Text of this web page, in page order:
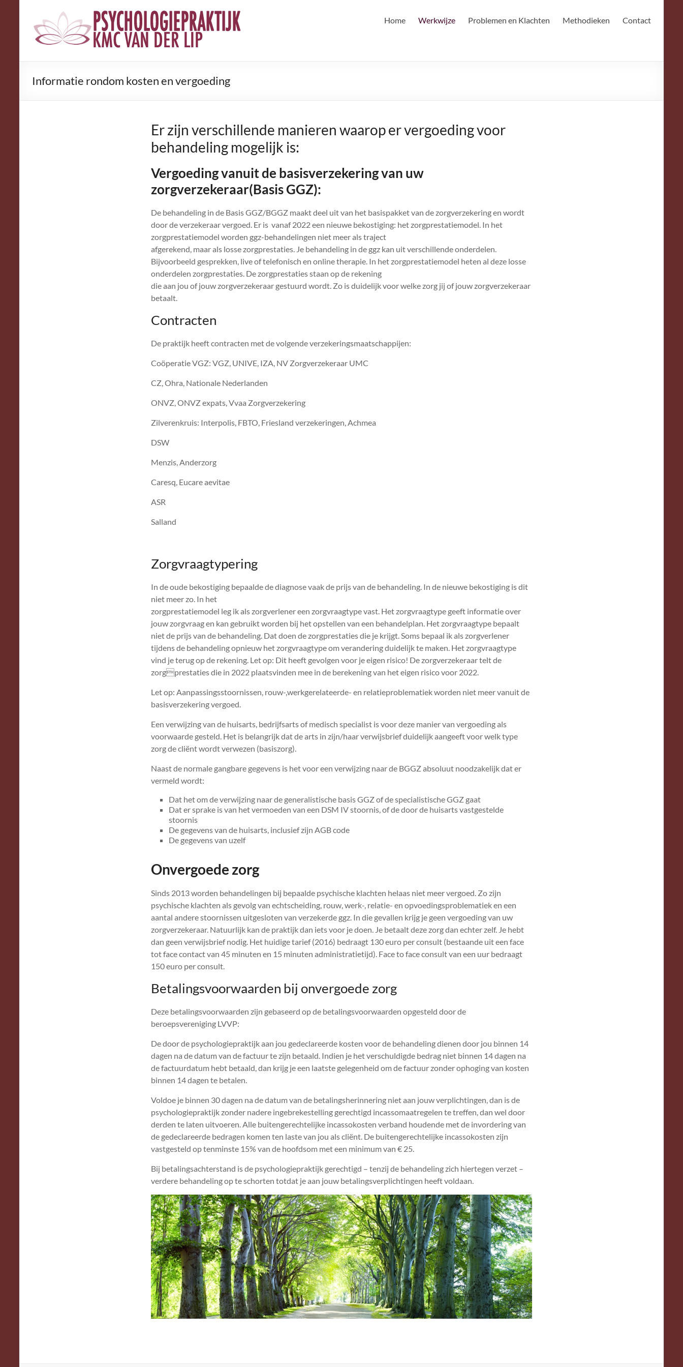
Psychologiepraktijk
K.M.C.
der
Home Werkwijze Problemen en Klachten Methodieken Contact
Informatie rondom kosten en vergoeding
Er zijn verschillende manieren waarop er vergoeding voor
behandeling mogelijk is:
Vergoeding vanuit de basisverzekering van uw
zorgverzekeraar(Basis GGZ):
De behandeling in de Basis GGZ/BGGZ maakt deel uit van het basispakket van de zorgverzekering en wordt
door de verzekeraar vergoed. Er is vanaf 2022 een nieuwe bekostiging: het zorgprestatiemodel. In het
zorgprestatiemodel worden ggz-behandelingen niet meer als traject
afgerekend, maar als losse zorgprestaties. Je behandeling in de ggz kan uit verschillende onderdelen.
Bijvoorbeeld gesprekken, live of telefonisch en online therapie. In het zorgprestatiemodel heten al deze losse
onderdelen zorgprestaties. De zorgprestaties staan op de rekening
die aan jou of jouw zorgverzekeraar gestuurd wordt. Zo is duidelijk voor welke zorg jij of jouw zorgverzekeraar
betaalt.
Contracten
De praktijk heeft contracten met de volgende verzekeringsmaatschappijen:
Coöperatie VGZ: VGZ, UNIVE, IZA, NV Zorgverzekeraar UMC
CZ, Ohra, Nationale Nederlanden
ONVZ, ONVZ expats, Vvaa Zorgverzekering
Zilverenkruis: Interpolis, FBTO, Friesland verzekeringen, Achmea
DSW
Menzis, Anderzorg
Caresq, Eucare aevitae
ASR
Salland
Zorgvraagtypering
In de oude bekostiging bepaalde de diagnose vaak de prijs van de behandeling. In de nieuwe bekostiging is dit
niet meer zo. In het
zorgprestatiemodel leg ik als zorgverlener een zorgvraagtype vast. Het zorgvraagtype geeft informatie over
jouw zorgvraag en kan gebruikt worden bij het opstellen van een behandelplan. Het zorgvraagtype bepaalt
niet de prijs van de behandeling. Dat doen de zorgprestaties die je krijgt. Soms bepaal ik als zorgverlener
tijdens de behandeling opnieuw het zorgvraagtype om verandering duidelijk te maken. Het zorgvraagtype
vind je terug op de rekening. Let op: Dit heeft gevolgen voor je eigen risico! De zorgverzekeraar telt de
zorgprestaties die in 2022 plaatsvinden mee in de berekening van het eigen risico voor 2022.
Let op: Aanpassingsstoornissen, rouw-,werkgerelateerde- en relatieproblematiek worden niet meer vanuit de
basisverzekering vergoed.
Een verwijzing van de huisarts, bedrijfsarts of medisch specialist is voor deze manier van vergoeding als
voorwaarde gesteld. Het is belangrijk dat de arts in zijn/haar verwijsbrief duidelijk aangeeft voor welk type
zorg de cliënt wordt verwezen (basiszorg).
Naast de normale gangbare gegevens is het voor een verwijzing naar de BGGZ absoluut noodzakelijk dat er
vermeld wordt:
Dat het om de verwijzing naar de generalistische basis GGZ of de specialistische GGZ gaat
Dat er sprake is van het vermoeden van een DSM IV stoornis, of de door de huisarts vastgestelde
stoornis
De gegevens van de huisarts, inclusief zijn AGB code
De gegevens van uzelf
Onvergoede zorg
Sinds 2013 worden behandelingen bij bepaalde psychische klachten helaas niet meer vergoed. Zo zijn
psychische klachten als gevolg van echtscheiding, rouw, werk-, relatie- en opvoedingsproblematiek en een
aantal andere stoornissen uitgesloten van verzekerde ggz. In die gevallen krijg je geen vergoeding van uw
zorgverzekeraar. Natuurlijk kan de praktijk dan iets voor je doen. Je betaalt deze zorg dan echter zelf. Je hebt
dan geen verwijsbrief nodig. Het huidige tarief (2016) bedraagt 130 euro per consult (bestaande uit een face
tot face contact van 45 minuten en 15 minuten administratietijd). Face to face consult van een uur bedraagt
150 euro per consult.
Betalingsvoorwaarden bij onvergoede zorg
Deze betalingsvoorwaarden zijn gebaseerd op de betalingsvoorwaarden opgesteld door de
beroepsvereniging LVVP:
De door de psychologiepraktijk aan jou gedeclareerde kosten voor de behandeling dienen door jou binnen 14
dagen na de datum van de factuur te zijn betaald. Indien je het verschuldigde bedrag niet binnen 14 dagen na
de factuurdatum hebt betaald, dan krijg je een laatste gelegenheid om de factuur zonder ophoging van kosten
binnen 14 dagen te betalen.
Voldoe je binnen 30 dagen na de datum van de betalingsherinnering niet aan jouw verplichtingen, dan is de
psychologiepraktijk zonder nadere ingebrekestelling gerechtigd incassomaatregelen te treffen, dan wel door
derden te laten uitvoeren. Alle buitengerechtelijke incassokosten verband houdende met de invordering van
de gedeclareerde bedragen komen ten laste van jou als cliënt. De buitengerechtelijke incasso­kosten zijn
vastgesteld op tenminste 15% van de hoofdsom met een minimum van € 25.
Bij betalingsachterstand is de psychologiepraktijk gerechtigd – tenzij de behandeling zich hiertegen verzet –
verdere behandeling op te schorten totdat je aan jouw betalingsverplichtingen heeft voldaan.